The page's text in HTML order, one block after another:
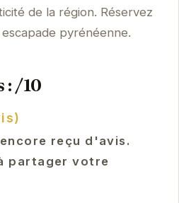
de la région. Réservez
pyrénéenne.
: /10
reçu d'avis.
partager votre